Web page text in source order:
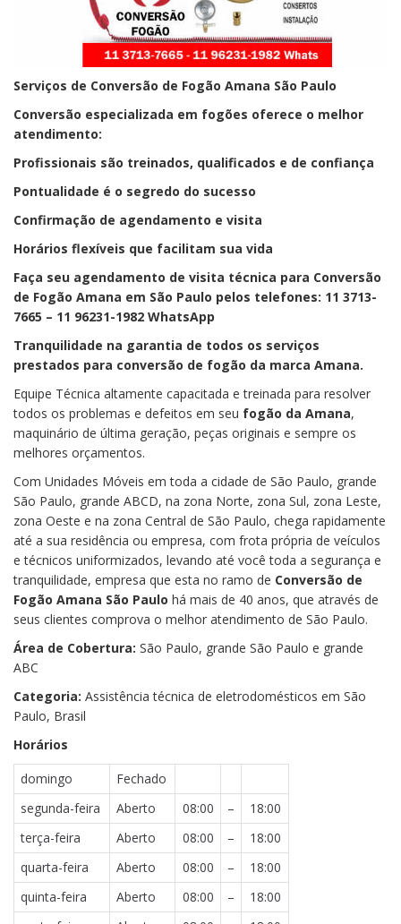
Serviços de Conversão de Fogão Amana São Paulo
Conversão especializada em fogões oferece o melhor
atendimento:
Profissionais são treinados, qualificados e de confiança
Pontualidade é o segredo do sucesso
Confirmação de agendamento e visita
Horários flexíveis que facilitam sua vida
Faça seu agendamento de visita técnica para Conversão
de Fogão Amana em São Paulo pelos telefones: 11 3713-
7665 – 11 96231-1982 WhatsApp
Tranquilidade na garantia de todos os serviços
prestados para conversão de fogão da marca Amana.
Equipe Técnica altamente capacitada e treinada para resolver
todos os problemas e defeitos em seu fogão da Amana,
maquinário de última geração, peças originais e sempre os
melhores orçamentos.
Com Unidades Móveis em toda a cidade de São Paulo, grande
São Paulo, grande ABCD, na zona Norte, zona Sul, zona Leste,
zona Oeste e na zona Central de São Paulo, chega rapidamente
até a sua residência ou empresa, com frota própria de veículos
e técnicos uniformizados, levando até você toda a segurança e
tranquilidade, empresa que esta no ramo de Conversão de
Fogão Amana São Paulo há mais de 40 anos, que através de
seus clientes comprova o melhor atendimento de São Paulo.
Área de Cobertura: São Paulo, grande São Paulo e grande
ABC
Categoria: Assistência técnica de eletrodomésticos em São
Paulo, Brasil
Horários
domingo
Fechado
segunda-feira
Aberto 08:00 –
18:00
terça-feira
Aberto 08:00 –
18:00
quarta-feira
Aberto 08:00 –
18:00
quinta-feira
Aberto 08:00 –
18:00